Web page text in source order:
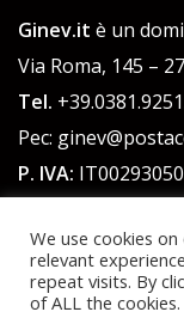
Ginev.it è un
Via Roma, 145 –
Tel.
Pec:
P. IVA:
Cap. Sociale
We use cookies
relevant
repeat visits. By
of ALL the